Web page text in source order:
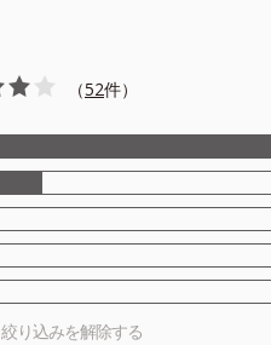
（52件）
絞り込みを解除する